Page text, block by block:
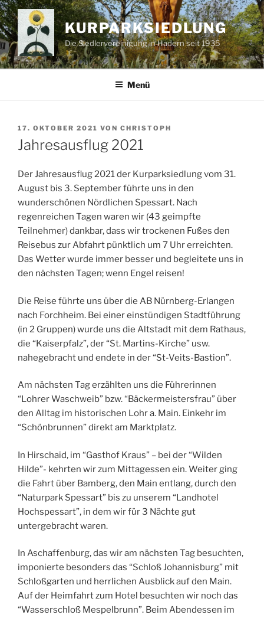
Zum
Inhalt
springen
KURPARKSIEDLUNG
Die Siedlervereinigung in Hadern seit 1935
Menü
VERÖFFENTLICHT
AM
17. OKTOBER 2021 VON CHRISTOPH
Jahresausflug 2021
Der Jahresausflug 2021 der Kurparksiedlung vom 31.
August bis 3. September führte uns in den
wunderschönen Nördlichen Spessart. Nach
regenreichen Tagen waren wir (43 geimpfte
Teilnehmer) dankbar, dass wir trockenen Fußes den
Reisebus zur Abfahrt pünktlich um 7 Uhr erreichten.
Das Wetter wurde immer besser und begleitete uns in
den nächsten Tagen; wenn Engel reisen!
Die Reise führte uns über die AB Nürnberg-Erlangen
nach Forchheim. Bei einer einstündigen Stadtführung
(in 2 Gruppen) wurde uns die Altstadt mit dem Rathaus,
die “Kaiserpfalz”, der “St. Martins-Kirche” usw.
nahegebracht und endete in der “St-Veits-Bastion”.
Am nächsten Tag erzählten uns die Führerinnen
“Lohrer Waschweib” bzw. “Bäckermeistersfrau” über
den Alltag im historischen Lohr a. Main. Einkehr im
“Schönbrunnen” direkt am Marktplatz.
In Hirschaid, im “Gasthof Kraus” – bei der “Wilden
Hilde”- kehrten wir zum Mittagessen ein. Weiter ging
die Fahrt über Bamberg, den Main entlang, durch den
“Naturpark Spessart” bis zu unserem “Landhotel
Hochspessart”, in dem wir für 3 Nächte gut
untergebracht waren.
In Aschaffenburg, das wir am nächsten Tag besuchten,
imponierte besonders das “Schloß Johannisburg” mit
Schloßgarten und herrlichen Ausblick auf den Main.
Auf der Heimfahrt zum Hotel besuchten wir noch das
“Wasserschloß Mespelbrunn”. Beim Abendessen im